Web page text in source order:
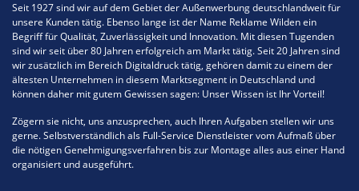
Seit 1927 sind wir auf dem Gebiet der Außenwerbung deutschlandweit für
unsere Kunden tätig. Ebenso lange ist der Name Reklame Wilden ein
Begriff für Qualität, Zuverlässigkeit und Innovation. Mit diesen Tugenden
sind wir seit über 80 Jahren erfolgreich am Markt tätig. Seit 20 Jahren sind
wir zusätzlich im Bereich Digitaldruck tätig, gehören damit zu einem der
ältesten Unternehmen in diesem Marktsegment in Deutschland und
können daher mit gutem Gewissen sagen: Unser Wissen ist Ihr Vorteil!
Zögern sie nicht, uns anzusprechen, auch Ihren Aufgaben stellen wir uns
gerne. Selbstverständlich als Full-Service Dienstleister vom Aufmaß über
die nötigen Genehmigungsverfahren bis zur Montage alles aus einer Hand
organisiert und ausgeführt.